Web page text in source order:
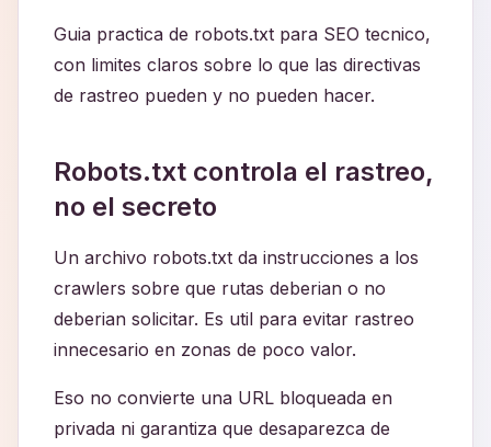
Guia practica de robots.txt para SEO tecnico,
con limites claros sobre lo que las directivas
de rastreo pueden y no pueden hacer.
Robots.txt controla el rastreo,
no el secreto
Un archivo robots.txt da instrucciones a los
crawlers sobre que rutas deberian o no
deberian solicitar. Es util para evitar rastreo
innecesario en zonas de poco valor.
Eso no convierte una URL bloqueada en
privada ni garantiza que desaparezca de